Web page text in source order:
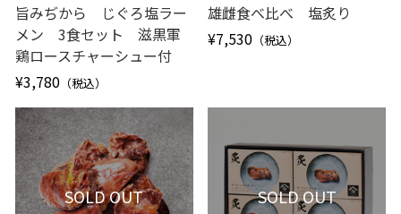
旨みぢから じぐろ塩ラー
メン 3食セット 滋黒軍
鶏ロースチャーシュー付
¥3,780 （税込）
雄雌食べ比べ 塩炙り
¥7,530 （税込）
SOLD OUT SOLD OUT